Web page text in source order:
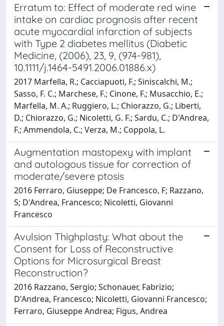
Erratum to: Effect of moderate red wine
intake on cardiac prognosis after recent
acute myocardial infarction of subjects
with Type 2 diabetes mellitus (Diabetic
Medicine, (2006), 23, 9, (974-981),
10.1111/j.1464-5491.2006.01886.x)
2017 Marfella, R.; Cacciapuoti, F.; Siniscalchi, M.;
Sasso, F. C.; Marchese, F.; Cinone, F.; Musacchio, E.;
Marfella, M. A.; Ruggiero, L.; Chiorazzo, G.; Liberti,
D.; Chiorazzo, G.; Nicoletti, G. F.; Sardu, C.; D'Andrea,
F.; Ammendola, C.; Verza, M.; Coppola, L.
Augmentation mastopexy with implant
and autologous tissue for correction of
moderate/severe ptosis
2016 Ferraro, Giuseppe; De Francesco, F; Razzano,
S; D'Andrea, Francesco; Nicoletti, Giovanni
Francesco
Avulsion Thighplasty: What about the
Consent for Loss of Reconstructive
Options for Microsurgical Breast
Reconstruction?
2016 Razzano, Sergio; Schonauer, Fabrizio;
D'Andrea, Francesco; Nicoletti, Giovanni Francesco;
Ferraro, Giuseppe Andrea; Figus, Andrea